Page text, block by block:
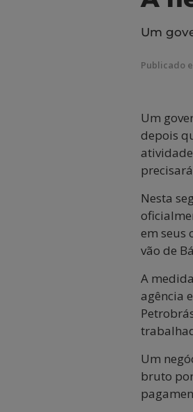
Um
Publicado
Um
depois
Nesta
em seus
vão de
A
agência
Um
bruto